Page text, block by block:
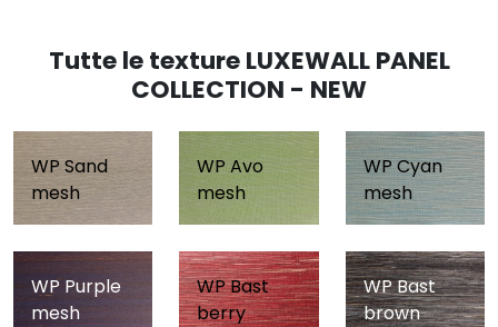
Tutte le texture LUXEWALL PANEL
COLLECTION - NEW
WP Sand
mesh
WP Avo
mesh
WP Cyan
mesh
WP Purple
mesh
WP Bast
berry
WP Bast
brown